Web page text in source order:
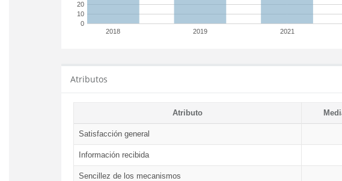
2018 2019 2021
0
10
20
Atributos
Atributo
Satisfacción general
Información recibida
Sencillez de los mecanismos